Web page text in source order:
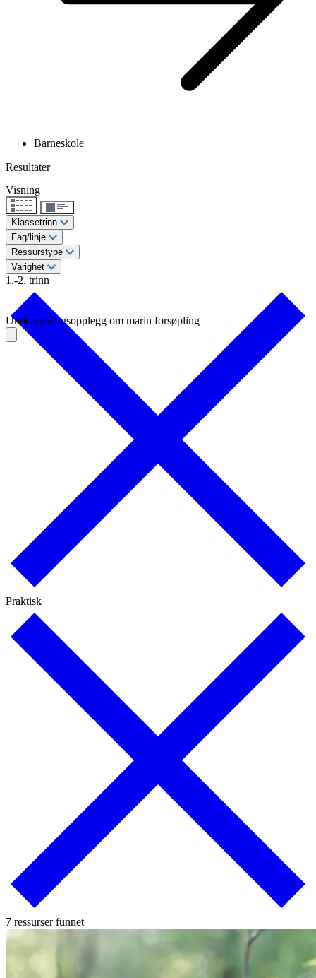
Undervisningsopplegg om marin forsøpling
Barneskole
Resultater
Visning
Klassetrinn
Fag/linje
Ressurstype
Varighet
1.-2. trinn
Praktisk
7 ressurser funnet